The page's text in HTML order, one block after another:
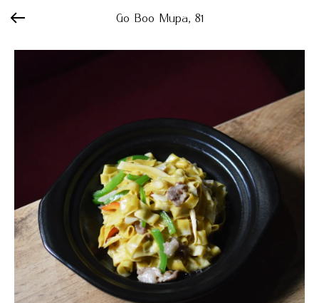
Go Boo Мира, 81